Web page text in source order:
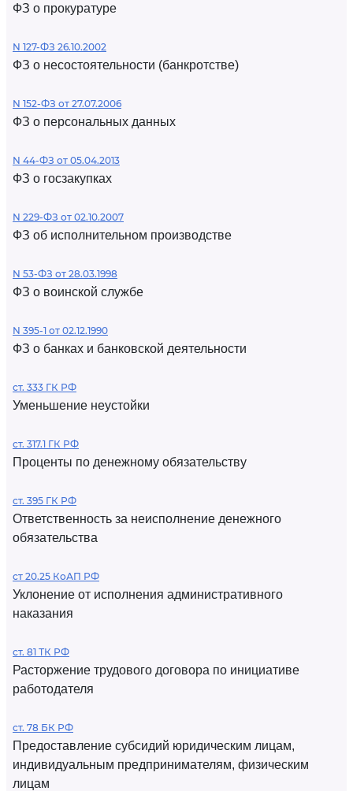
ФЗ о прокуратуре
N 127-ФЗ 26.10.2002
ФЗ о несостоятельности (банкротстве)
N 152-ФЗ от 27.07.2006
ФЗ о персональных данных
N 44-ФЗ от 05.04.2013
ФЗ о госзакупках
N 229-ФЗ от 02.10.2007
ФЗ об исполнительном производстве
N 53-ФЗ от 28.03.1998
ФЗ о воинской службе
N 395-1 от 02.12.1990
ФЗ о банках и банковской деятельности
ст. 333 ГК РФ
Уменьшение неустойки
ст. 317.1 ГК РФ
Проценты по денежному обязательству
ст. 395 ГК РФ
Ответственность за неисполнение денежного
обязательства
ст 20.25 КоАП РФ
Уклонение от исполнения административного
наказания
ст. 81 ТК РФ
Расторжение трудового договора по инициативе
работодателя
ст. 78 БК РФ
Предоставление субсидий юридическим лицам,
индивидуальным предпринимателям, физическим
лицам